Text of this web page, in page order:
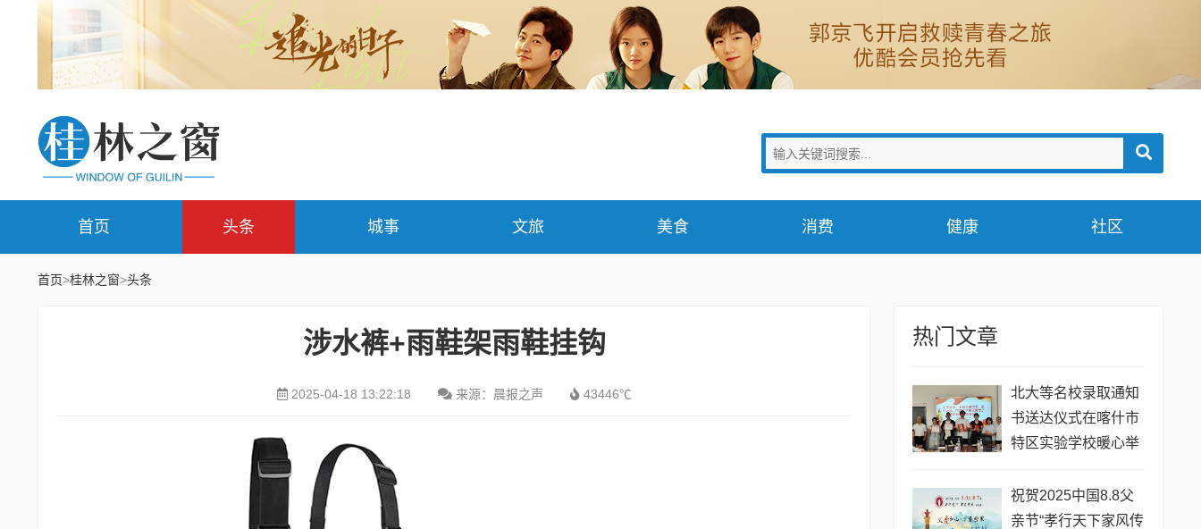
首页 头条 城事 文旅 美食 消费 健康 社区
首页>桂林之窗>头条
涉水裤+雨鞋架雨鞋挂钩
2025-04-18 13:22:18 来源：晨报之声 43446℃
热门文章
北大等名校录取通知
书送达仪式在喀什市
特区实验学校暖心举
祝贺2025中国8.8父
亲节“孝行天下家风传